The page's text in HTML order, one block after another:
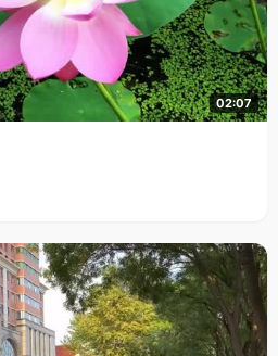
02:07